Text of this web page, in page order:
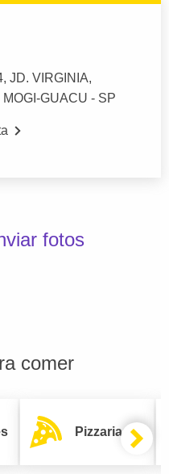
JD. VIRGINIA,
GUACU - SP
fotos
comer
Pizzarias